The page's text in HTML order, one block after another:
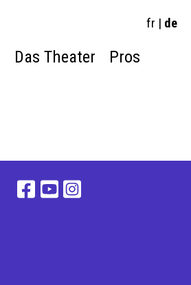
fr | de
Das Theater Pros